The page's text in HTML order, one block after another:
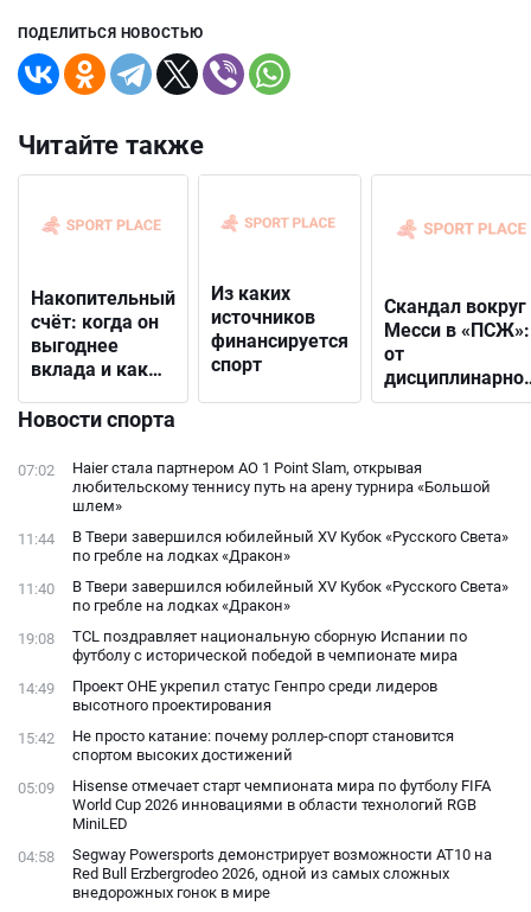
ПОДЕЛИТЬСЯ НОВОСТЬЮ
Читайте также
Накопительный
счёт: когда он
выгоднее
вклада и как
подходящий
Из каких
источников
финансируется
спорт
Скандал вокруг
Месси в «ПСЖ»:
от
решения до
фанатами
Новости спорта
07:02
Haier стала партнером AO 1 Point Slam, открывая
любительскому теннису путь на арену турнира «Большой
шлем»
11:44
В Твери завершился юбилейный XV Кубок «Русского Света»
по гребле на лодках «Дракон»
11:40
В Твери завершился юбилейный XV Кубок «Русского Света»
по гребле на лодках «Дракон»
19:08
TCL поздравляет национальную сборную Испании по
футболу с исторической победой в чемпионате мира
14:49
Проект ОНЕ укрепил статус Генпро среди лидеров
высотного проектирования
15:42
Не просто катание: почему роллер-спорт становится
спортом высоких достижений
05:09
Hisense отмечает старт чемпионата мира по футболу FIFA
World Cup 2026 инновациями в области технологий RGB
MiniLED
04:58
Segway Powersports демонстрирует возможности AT10 на
Red Bull Erzbergrodeo 2026, одной из самых сложных
внедорожных гонок в мире